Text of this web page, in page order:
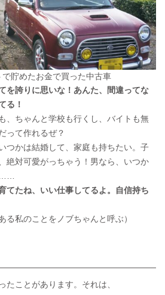
貯めたお金で買った中古車
を誇りに思いな！あんた、間違ってな
る！
、ちゃんと学校も行くし、バイトも無
って作れるぜ？
つかは結婚して、家庭も持ちたい。子
絶対可愛がっちゃう！男なら、いつか
てたね、いい仕事してるよ。自信持ち
る私のことをノブちゃんと呼ぶ）
たことがあります。それは、